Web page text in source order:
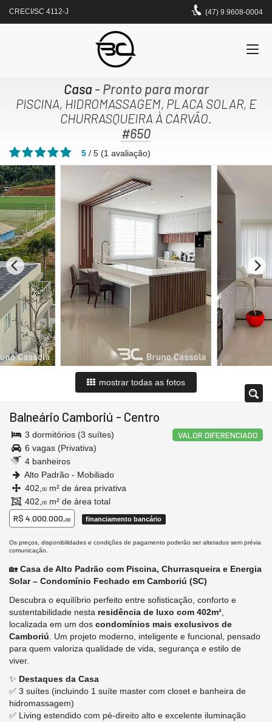
CRECI/SC 4112-J (47) 9.9608-0004
Casa- Pronto para morar
PISCINA, HIDROMASSAGEM, PLACA SOLAR, E
CHURRASQUEIRA À CARVÃO.
#650
5 / 5 (1 avaliação)
mostrar todas as fotos
Balneário Camboriú - Centro
VALOR DIFERENCIADO
3 dormitórios (3 suítes)
6 vagas (Privativa)
4 banheiros
Alto Padrão - Mobiliado
402, 00 m² de área privativa
402, 00 m² de área total
R$ 4.000.000,00 financiamento bancário
Os preços, disponibilidades e condições de pagamento poderão ser alterados sem prévia
comunicação.
🏡 Casa de Alto Padrão com Piscina, Churrasqueira e Energia
Solar – Condomínio Fechado em Camboriú (SC)
Descubra o equilíbrio perfeito entre sofisticação, conforto e
sustentabilidade nesta residência de luxo com 402m²
localizada em um dos condomínios mais exclusivos de
Camboriú . Um projeto moderno, inteligente e funcional, pensado
para quem valoriza qualidade de vida, segurança e estilo de
viver.
✨ Destaques da Casa
✅ 3 suítes (incluindo 1 suíte master com closet e banheira de
hidromassagem)
✅ Living estendido com pé-direito alto e excelente iluminação